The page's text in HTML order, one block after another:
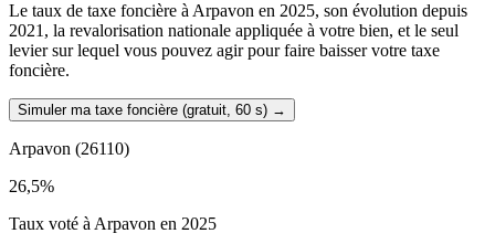
Le taux de taxe foncière à Arpavon en 2025, son évolution depuis
2021, la revalorisation nationale appliquée à votre bien, et le seul
levier sur lequel vous pouvez agir pour faire baisser votre taxe
foncière.
Simuler ma taxe foncière (gratuit, 60 s) →
Arpavon (26110)
26,5%
Taux voté à Arpavon en 2025